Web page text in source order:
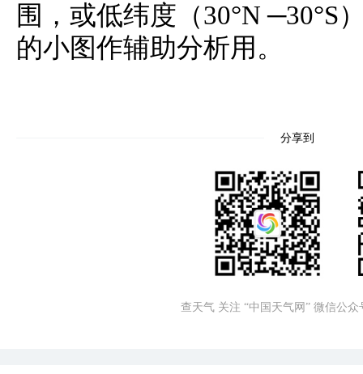
围，或低纬度（30°N ─30°S
的小图作辅助分析用。
分享到
查天气 关注 “中国天气网” 微信公众